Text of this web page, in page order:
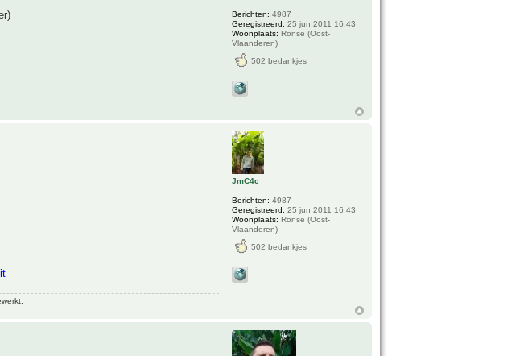
Berichten: 4987
Geregistreerd: 25 jun 2011 16:43
Woonplaats: Ronse (Oost-
Vlaanderen)
502 bedankjes
JmC4c
Berichten: 4987
Geregistreerd: 25 jun 2011 16:43
Woonplaats: Ronse (Oost-
Vlaanderen)
502 bedankjes